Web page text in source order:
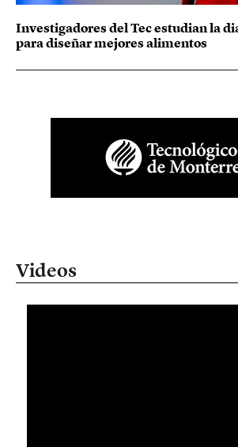
Investigadores del Tec estudian la
para diseñar mejores alimentos
Videos